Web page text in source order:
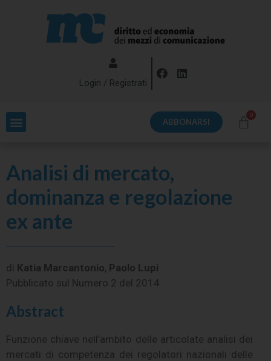
Login / Registrati
ABBONARSI
Analisi di mercato,
dominanza e regolazione
ex ante
di Katia Marcantonio, Paolo Lupi
Pubblicato sul Numero 2 del 2014
Abstract
Funzione chiave nell’ambito delle articolate analisi dei
mercati di competenza dei regolatori nazionali delle